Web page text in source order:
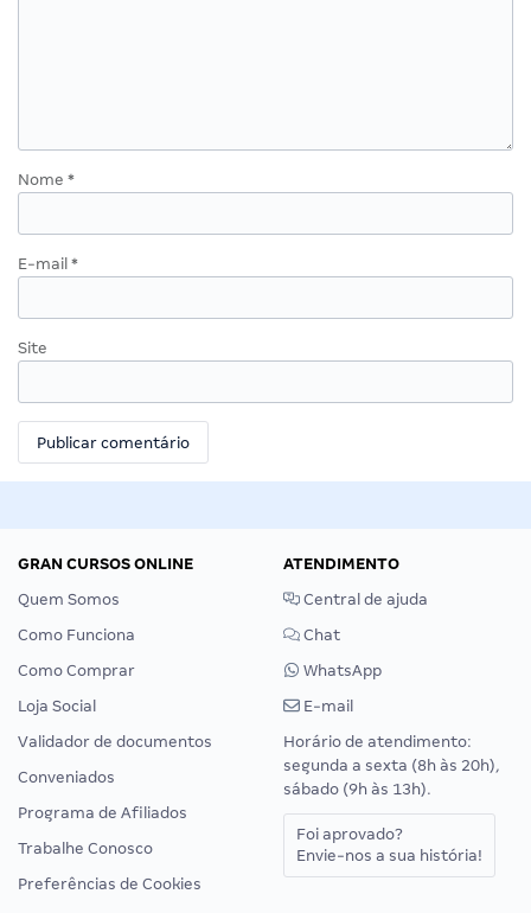
Nome *
E-mail *
Site
GRAN CURSOS ONLINE
Quem Somos
Como Funciona
Como Comprar
Loja Social
Validador de documentos
Conveniados
Programa de Afiliados
Trabalhe Conosco
Preferências de Cookies
ATENDIMENTO
Central de ajuda
Chat
WhatsApp
E-mail
Horário de atendimento:
segunda a sexta (8h às 20h),
sábado (9h às 13h).
Foi aprovado?
Envie-nos a sua história!